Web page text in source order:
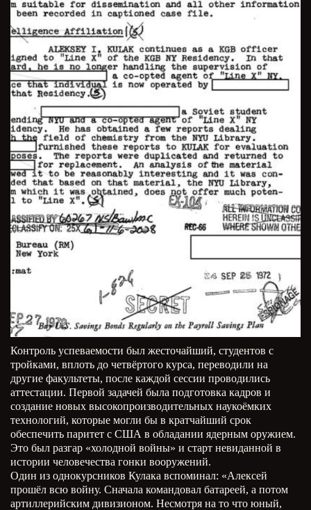
Контроль успеваемости был жесточайший, студентов с
тройками, вплоть до четвёртого курса, переводили на
другие факультеты, после каждой сессии проводились
аттестации. Первой задачей была подготовка кадров и
создание новых высокопроизводительных наукоёмких
технологий, которые могли бы в кратчайший срок
обеспечить паритет с США в обладании ядерным оружием.
Это был разгар «холодной войны» и старт невиданной в
истории человечества гонки вооружений.
Один из однокурсников Кулака вспоминал: «Алексей
прошёл всю войну. Сначала командовал батареей, а потом
артиллерийским дивизионом. Несмотря на то что юный,